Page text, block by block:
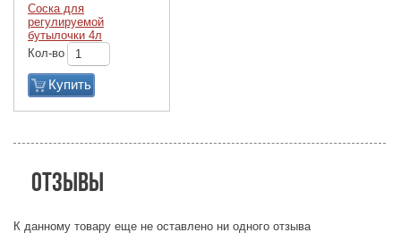
Соска для
регулируемой
бутылочки 4л
Кол-во
Купить
Отзывы
К данному товару еще не оставлено ни одного отзыва